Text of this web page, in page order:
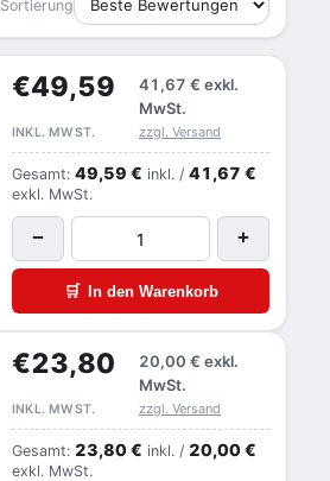
Sortierung
€49,59 41,67 € exkl.
MwSt.
INKL. MWST. zzgl. Versand
Gesamt: 49,59 € inkl. / 41,67 €
exkl. MwSt.
− +
🛒 In den Warenkorb
€23,80 20,00 € exkl.
MwSt.
INKL. MWST. zzgl. Versand
Gesamt: 23,80 € inkl. / 20,00 €
exkl. MwSt.